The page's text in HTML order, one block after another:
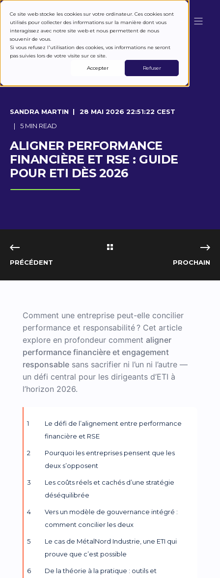
Ce site web stocke les cookies sur votre ordinateur. Ces cookies sont
utilisés pour collecter des informations sur la manière dont vous
interagissez avec notre site web et nous permettent de nous
souvenir de vous.
Si vous refusez l'utilisation des cookies, vos informations ne seront
pas suivies lors de votre visite sur ce site.
Accepter
Refuser
SANDRA MARTIN
28 MAI 2026 22:51:22 CEST
5 MIN READ
ALIGNER PERFORMANCE
FINANCIÈRE ET RSE : GUIDE
POUR ETI DÈS 2026
PRÉCÉDENT PROCHAIN
Comment une entreprise peut-elle concilier
performance et responsabilité ? Cet article
explore en profondeur commentaligner
performance financière et engagement
responsable sans sacrifier ni l’un ni l’autre —
un défi central pour les dirigeants d’ETI à
l’horizon 2026.
Le défi de l’alignement entre performance
financière et RSE
Pourquoi les entreprises pensent que les
deux s’opposent
Les coûts réels et cachés d’une stratégie
déséquilibrée
Vers un modèle de gouvernance intégré :
comment concilier les deux
Le cas de MétalNord Industrie, une ETI qui
prouve que c’est possible
De la théorie à la pratique : outils et